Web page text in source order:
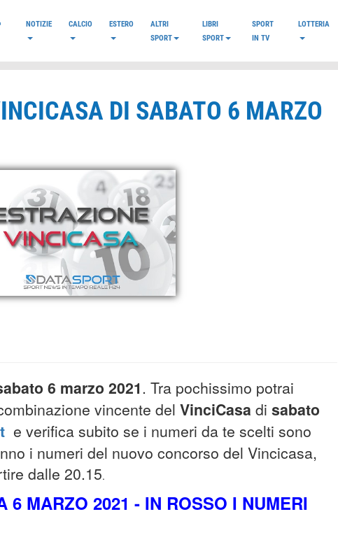
NOTIZIE CALCIO ESTERO
ALTRI
SPORT
LIBRI
SPORT
SPORT
IN TV
LOTTERIA
DI SABATO 6 MARZO
6 marzo 2021. Tra pochissimo potrai
vincente del VinciCasa di sabato
e verifica subito se i numeri da te scelti sono
i numeri del nuovo concorso del Vincicasa,
dalle 20.15.
6 MARZO 2021 - IN ROSSO I NUMERI